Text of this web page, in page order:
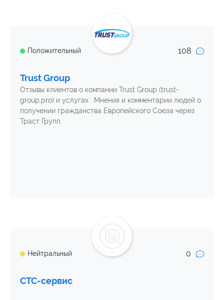
Положительный 108
Trust Group
Отзывы клиентов о компании Trust Group (trust-
group.pro) и услугах . Мнения и комментарии людей о
получении гражданства Европейского Союза через
Траст Групп.
Нейтральный 0
СТС-сервис